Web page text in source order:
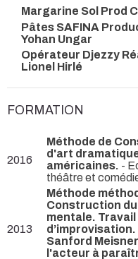
Margarine Sol Prod
Pâtes SAFINA
Yohan Ungar
Opérateur Djezzy
Lionel Hirlé
FORMATION
2016
Méthode de
d'art
américaines. -
théâtre et
2013
Méthode
Construction
mentale. Travail
Sanford
l'acteur à